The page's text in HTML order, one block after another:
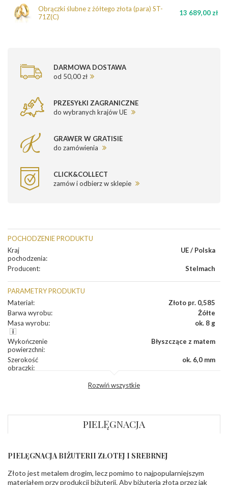
Obrączki ślubne z żółtego złota (para) ST-
71Z(C)
13 689,00 zł
DARMOWA DOSTAWA
od 50,00 zł
PRZESYŁKI ZAGRANICZNE
do wybranych krajów UE
GRAWER W GRATISIE
do zamówienia
CLICK&COLLECT
zamów i odbierz w sklepie
POCHODZENIE PRODUKTU
Kraj
pochodzenia:
UE / Polska
Producent: Stelmach
PARAMETRY PRODUKTU
Materiał:
Złoto pr. 0,585
Barwa wyrobu:
Żółte
Masa wyrobu: ok. 8 g
Wykończenie
powierzchni:
Błyszczące z matem
Szerokość
obrączki:
ok. 6,0 mm
KAMIENIE
Rodzaje
kamieni:
Cyrkonia
Rozwiń wszystkie
PIELĘGNACJA
PIELĘGNACJA BIŻUTERII ZŁOTEJ I SREBRNEJ
Złoto jest metalem drogim, lecz pomimo to najpopularniejszym
materiałem przy produkcji biżuterii. Aby biżuteria złota przez jak